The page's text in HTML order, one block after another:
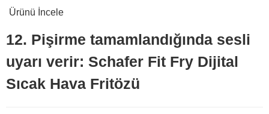
Ürünü İncele
12. Pişirme tamamlandığında sesli
uyarı verir: Schafer Fit Fry Dijital
Sıcak Hava Fritözü